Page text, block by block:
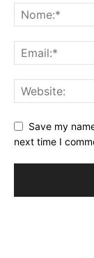
Save my
next time I